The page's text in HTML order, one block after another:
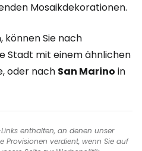
Mosaikdekorationen.
können Sie nach
Stadt mit einem ähnlichen
oder nach San Marino in
enthalten, an denen unser
Provisionen verdient, wenn Sie auf